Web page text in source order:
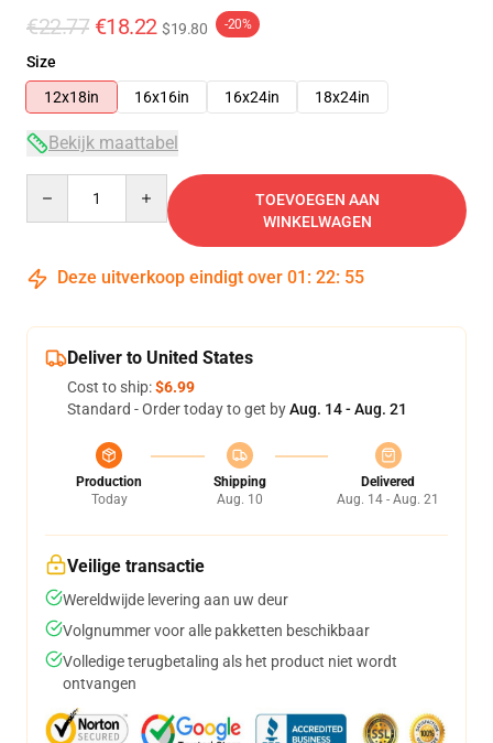
€22.77 €18.22 $19.80 -20%
Size
12x18in
16x16in 16x24in 18x24in
Bekijk maattabel
TOEVOEGEN AAN
WINKELWAGEN
Deze uitverkoop eindigt over 01 : 22: 54
Deliver to United States
Cost to ship:$6.99
Standard - Order today to get byAug. 14 - Aug. 21
Production
Today
Shipping
Aug. 10
Delivered
Aug. 14 - Aug. 21
Veilige transactie
Wereldwijde levering aan uw deur
Volgnummer voor alle pakketten beschikbaar
Volledige terugbetaling als het product niet wordt
ontvangen